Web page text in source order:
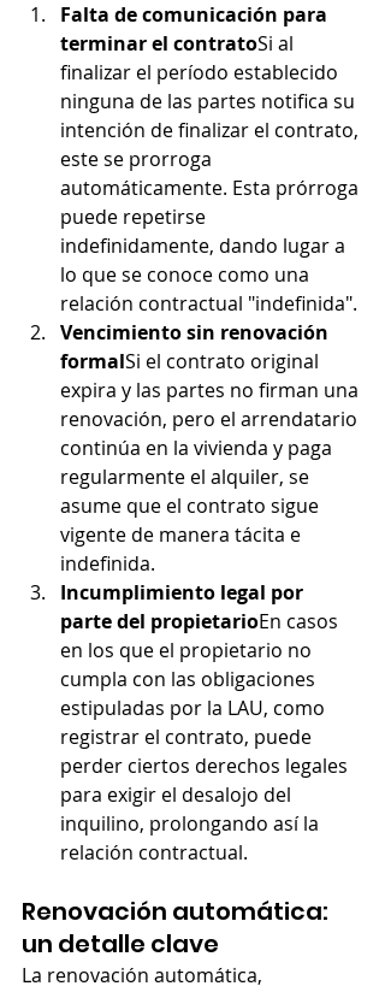
Falta de comunicación para
terminar el contratoSi al
finalizar el período establecido
ninguna de las partes notifica su
intención de finalizar el contrato,
este se prorroga
automáticamente. Esta prórroga
puede repetirse
indefinidamente, dando lugar a
lo que se conoce como una
relación contractual "indefinida".
Vencimiento sin renovación
formalSi el contrato original
expira y las partes no firman una
renovación, pero el arrendatario
continúa en la vivienda y paga
regularmente el alquiler, se
asume que el contrato sigue
vigente de manera tácita e
indefinida.
Incumplimiento legal por
parte del propietarioEn casos
en los que el propietario no
cumpla con las obligaciones
estipuladas por la LAU, como
registrar el contrato, puede
perder ciertos derechos legales
para exigir el desalojo del
inquilino, prolongando así la
relación contractual.
Renovación automática:
un detalle clave
La renovación automática,